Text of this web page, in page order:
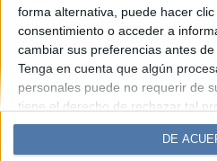
forma alternativa, puede hacer
consentimiento o acceder a
cambiar sus preferencias antes
Tenga en cuenta que algún
personales puede no requerir de
tiene el derecho de rechazar tal
preferencias se aplicarán solo a
sus preferencias o retirar su
DE
Diario Perfil Caras
Hombre
Weekend